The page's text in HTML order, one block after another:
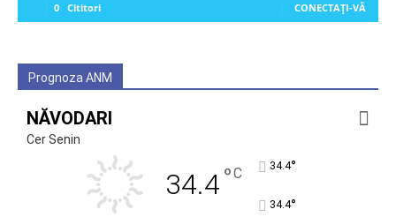
0 Cititori CONECTAȚI-VĂ
Prognoza ANM
NĂVODARI
Cer Senin
34.4°C 34.4°
34.4°